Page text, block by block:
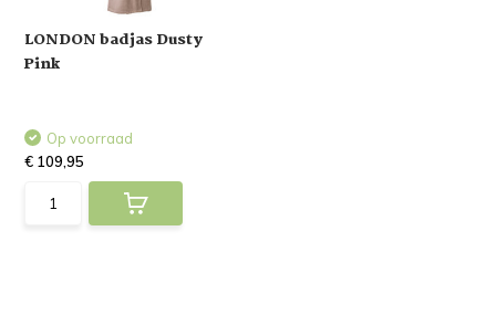
LONDON badjas Dusty
Pink
Op voorraad
€ 109,95